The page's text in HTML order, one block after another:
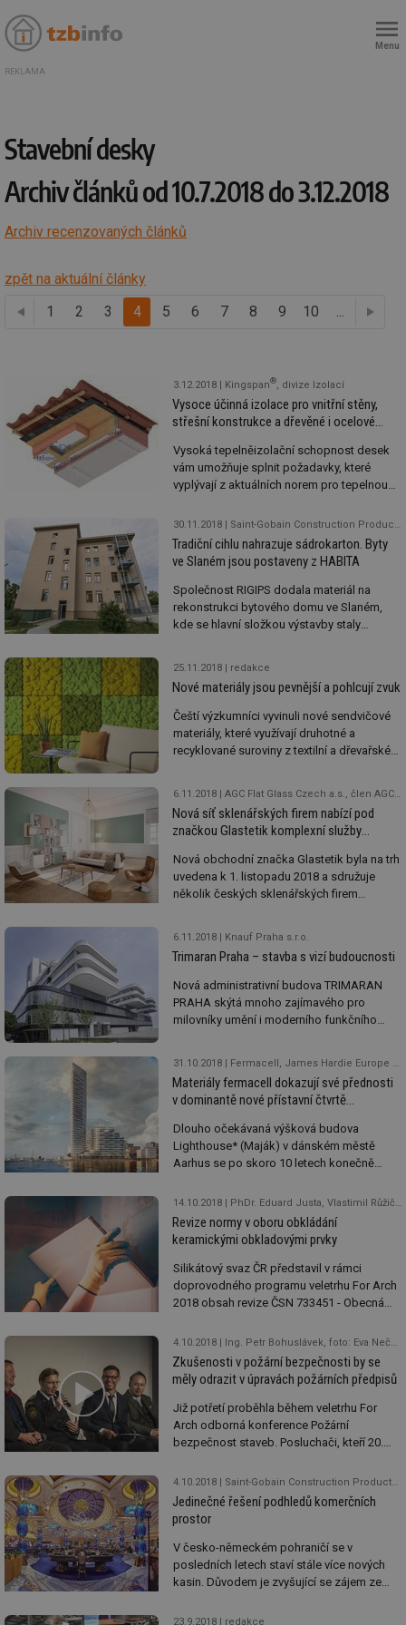
Menu
REKLAMA
Stavební desky
Archiv článků od 10.7.2018 do 3.12.2018
Archiv recenzovaných článků
zpět na aktuální články
předchozí
1 2 3 4 5 6 7 8 9 10 ...
3.12.2018 Kingspan®, divize Izolací
Vysoce účinná izolace pro vnitřní stěny,
střešní konstrukce a dřevěné i ocelové
Vysoká tepelněizolační schopnost desek
vám umožňuje splnit požadavky, které
vyplývají z aktuálních norem pro tepelnou
tloušťce izolantu. Důležitou výhodou je
nízká objemová hmotnost, která usnadní
přepravu a manipulaci na stavbě.
30.11.2018 Saint-Gobain Construction Products CZ a.s., Rigips
Tradiční cihlu nahrazuje sádrokarton. Byty
ve Slaném jsou postaveny z HABITA
Společnost RIGIPS dodala materiál na
rekonstrukci bytového domu ve Slaném,
kde se hlavní složkou výstavby staly
projektanti zvolili cestu suché výstavby a
jaké jsou její výhody, zodpoví Radek Šafář,
obchodní ředitel RIGIPS.
25.11.2018 redakce
Nové materiály jsou pevnější a pohlcují zvuk
Čeští výzkumníci vyvinuli nové sendvičové
materiály, které využívají druhotné a
recyklované suroviny z textilní a dřevařské
dřevostaveb a jako obkladový nebo dělící
materiál.
6.11.2018 AGC Flat Glass Czech a.s., člen AGC Group
Nová síť sklenářských firem nabízí pod
značkou Glastetik komplexní služby
Nová obchodní značka Glastetik byla na trh
uvedena k 1. listopadu 2018 a sdružuje
několik českých sklenářských firem
komplexní služby v oblasti (nejen)
interiérových skel, od zaměření po instalaci.
6.11.2018 Knauf Praha s.r.o.
Trimaran Praha – stavba s vizí budoucnosti
Nová administrativní budova TRIMARAN
PRAHA skýtá mnoho zajímavého pro
milovníky umění i moderního funkčního
multifunkční CUBEX CENTRUM PRAHA,
které služby objektu vhodně rozšiřuje a
doplňuje. I když interiér CUBEX CENTRA
PRAHA navrhl jiný architekt než projekt
TRIMARAN PRAHA, vytvářejí spolu
jedinečný harmonický a funkční celek.
31.10.2018 Fermacell, James Hardie Europe GmbH, o.s.
Materiály fermacell dokazují své přednosti
v dominantě nové přístavní čtvrtě
Dlouho očekávaná výšková budova
Lighthouse* (Maják) v dánském městě
Aarhus se po skoro 10 letech konečně
Nejvyšší budova Dánska s výškou 110
metrů by měla být dokončena v roce 2020 a
na její dokonalosti se velmi výrazně podílejí
i sádrovláknité desky fermacell.
14.10.2018 PhDr. Eduard Justa, Vlastimil Růžička
Revize normy v oboru obkládání
keramickými obkladovými prvky
Silikátový svaz ČR představil v rámci
doprovodného programu veletrhu For Arch
2018 obsah revize ČSN 733451 - Obecná
keramických obkladů. Podrobnosti nám
sdělili předseda svazu PhDr. Eduard Justa a
generální ředitel České agentury pro
standardizaci (ČAS) Mgr. Zdeněk Veselý.
4.10.2018 Ing. Petr Bohuslávek, foto: Eva Nečasová
Zkušenosti v požární bezpečnosti by se
měly odrazit v úpravách požárních předpisů
Již potřetí proběhla během veletrhu For
Arch odborná konference Požární
bezpečnost staveb. Posluchači, kteří 20.
Letňanech, vyslechli přednášky a příspěvky
z panelové diskuze na téma bezpečnosti
výškových staveb, větraných fasádních
systémů a ETICS, požární bezpečnosti
bytových domů a požárního větrání
chráněných únikových cest.
4.10.2018 Saint-Gobain Construction Products CZ a.s., Rigips
Jedinečné řešení podhledů komerčních
prostor
V česko-německém pohraničí se v
posledních letech staví stále více nových
kasin. Důvodem je zvyšující se zájem ze
oceňují úroveň zdejšího servisu. Investoři
23.9.2018 redakce